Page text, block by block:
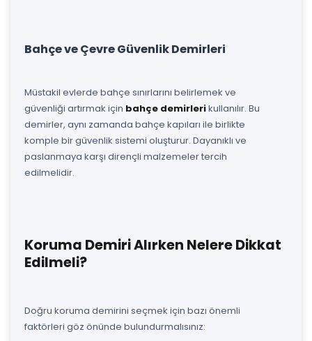
Bahçe ve Çevre Güvenlik Demirleri
Müstakil evlerde bahçe sınırlarını belirlemek ve
güvenliği artırmak için bahçe demirlerikullanılır. Bu
demirler, aynı zamanda bahçe kapıları ile birlikte
komple bir güvenlik sistemi oluşturur. Dayanıklı ve
paslanmaya karşı dirençli malzemeler tercih
edilmelidir.
Koruma Demiri Alırken Nelere Dikkat
Edilmeli?
Doğru koruma demirini seçmek için bazı önemli
faktörleri göz önünde bulundurmalısınız: